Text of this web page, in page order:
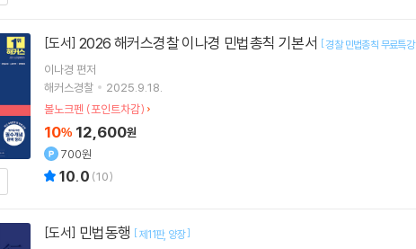
[도서] 2026 해커스경찰 이나경 민법총칙 기본서 [경찰 민법총칙 무료특강
이나경 편저
해커스경찰
2025.9.18.
볼노크펜 (포인트차감)
10% 12,600원
700원
10.0 (10)
[도서] 민법동행 [제11판 양장]